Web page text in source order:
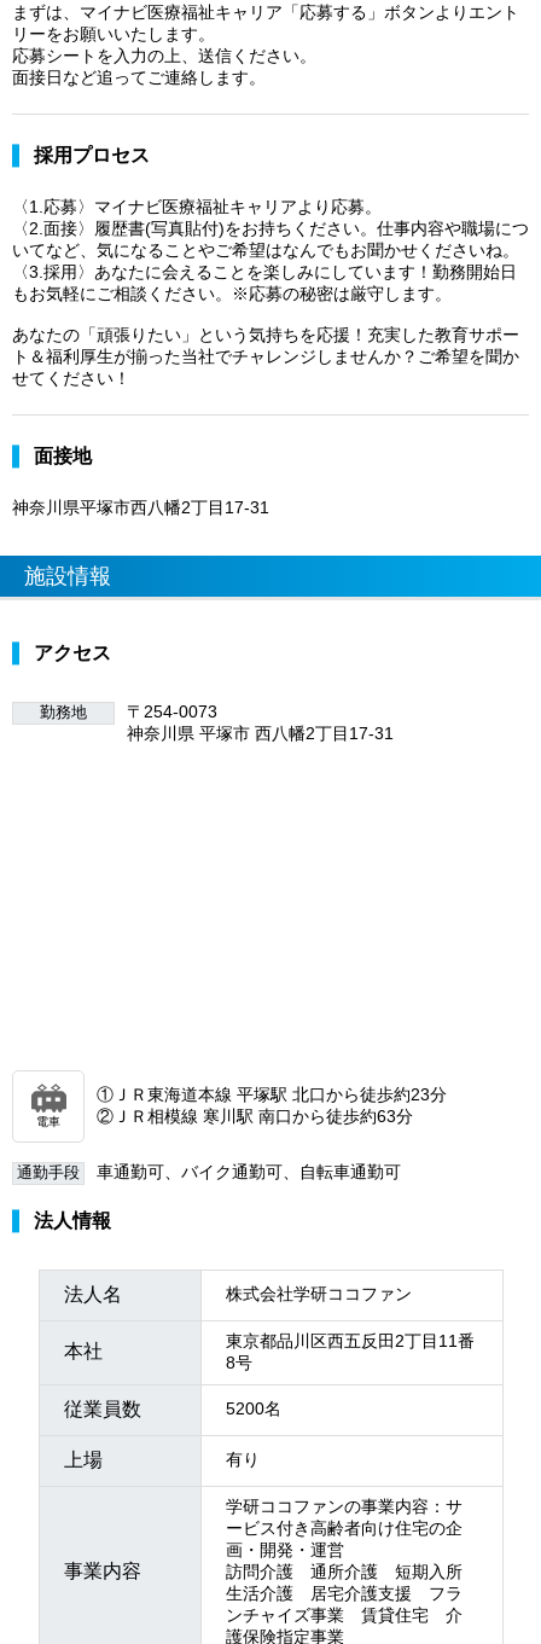
まずは、マイナビ医療福祉キャリア「応募する」ボタンよりエント
リーをお願いいたします。
応募シートを入力の上、送信ください。
面接日など追ってご連絡します。
採用プロセス
〈1.応募〉マイナビ医療福祉キャリアより応募。
〈2.面接〉履歴書(写真貼付)をお持ちください。仕事内容や職場につ
いてなど、気になることやご希望はなんでもお聞かせくださいね。
〈3.採用〉あなたに会えることを楽しみにしています！勤務開始日
もお気軽にご相談ください。※応募の秘密は厳守します。
あなたの「頑張りたい」という気持ちを応援！充実した教育サポー
ト＆福利厚生が揃った当社でチャレンジしませんか？ご希望を聞か
せてください！
面接地
神奈川県平塚市西八幡2丁目17-31
施設情報
アクセス
勤務地
〒254-0073
神奈川県 平塚市 西八幡2丁目17-31
電車
①ＪＲ東海道本線 平塚駅 北口から徒歩約23分
②ＪＲ相模線 寒川駅 南口から徒歩約63分
通勤手段 車通勤可、バイク通勤可、自転車通勤可
法人情報
法人名 株式会社学研ココファン
本社
東京都品川区西五反田2丁目11番
8号
従業員数 5200名
上場 有り
事業内容
学研ココファンの事業内容：サ
ービス付き高齢者向け住宅の企
画・開発・運営
訪問介護 通所介護 短期入所
生活介護 居宅介護支援 フラ
ンチャイズ事業 賃貸住宅 介
護保険指定事業